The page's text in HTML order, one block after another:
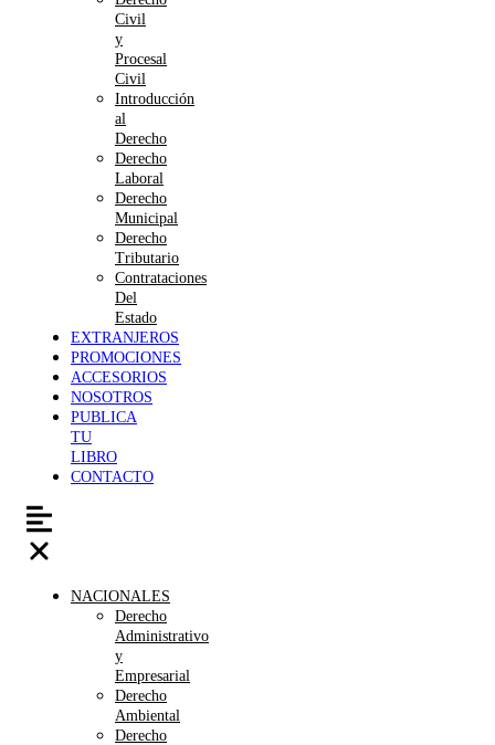
Civil
y
Procesal
Civil
Introducción
al
Derecho
Derecho
Laboral
Derecho
Municipal
Derecho
Tributario
Contrataciones
Del
Estado
EXTRANJEROS
PROMOCIONES
ACCESORIOS
NOSOTROS
PUBLICA
TU
LIBRO
CONTACTO
NACIONALES
Derecho
Administrativo
y
Empresarial
Derecho
Ambiental
Derecho